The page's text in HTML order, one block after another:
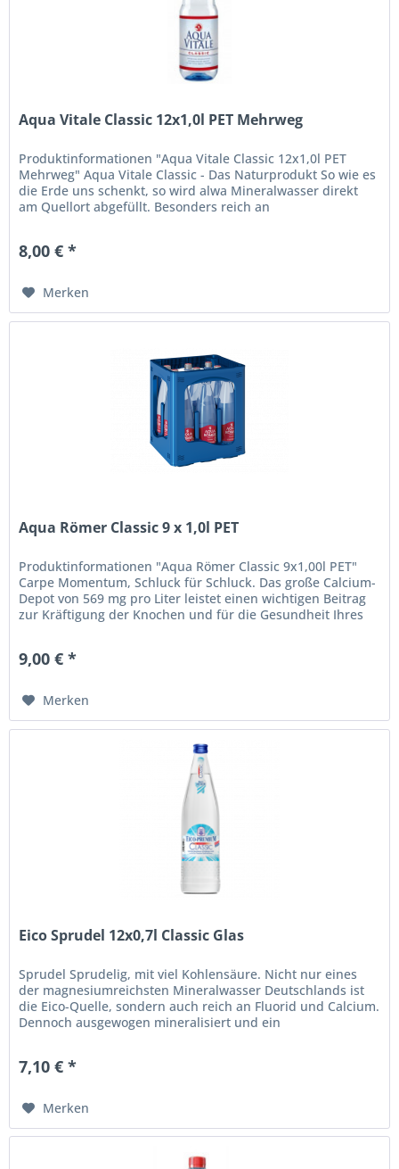
Aqua Vitale Classic 12x1,0l PET Mehrweg
Produktinformationen "Aqua Vitale Classic 12x1,0l PET
Mehrweg" Aqua Vitale Classic - Das Naturprodukt So wie es
die Erde uns schenkt, so wird alwa Mineralwasser direkt
am Quellort abgefüllt. Besonders reich an
8,00 € *
Merken
Aqua Römer Classic 9 x 1,0l PET
Produktinformationen "Aqua Römer Classic 9x1,00l PET"
Carpe Momentum, Schluck für Schluck. Das große Calcium-
Depot von 569 mg pro Liter leistet einen wichtigen Beitrag
zur Kräftigung der Knochen und für die Gesundheit Ihres
9,00 € *
Merken
Eico Sprudel 12x0,7l Classic Glas
Sprudel Sprudelig, mit viel Kohlensäure. Nicht nur eines
der magnesiumreichsten Mineralwasser Deutschlands ist
die Eico-Quelle, sondern auch reich an Fluorid und Calcium.
Dennoch ausgewogen mineralisiert und ein
7,10 € *
Merken